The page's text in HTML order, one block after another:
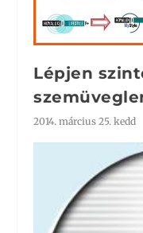
Lépjen
2014. március 25. kedd